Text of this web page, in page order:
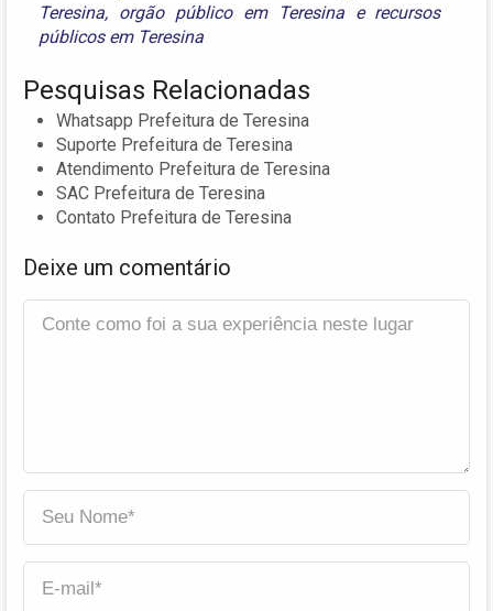
Teresina, orgão público em Teresinae recursos
públicos em Teresina
Pesquisas Relacionadas
Whatsapp Prefeitura de Teresina
Suporte Prefeitura de Teresina
Atendimento Prefeitura de Teresina
SAC Prefeitura de Teresina
Contato Prefeitura de Teresina
Deixe um comentário